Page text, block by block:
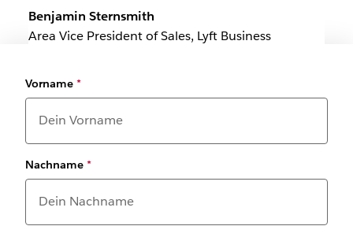
Benjamin Sternsmith
Area Vice President of Sales, Lyft Business
Vorname *
Nachname *